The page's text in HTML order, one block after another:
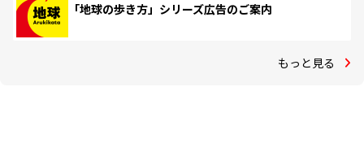
「地球の歩き方」シリーズ広告のご案内
もっと見る